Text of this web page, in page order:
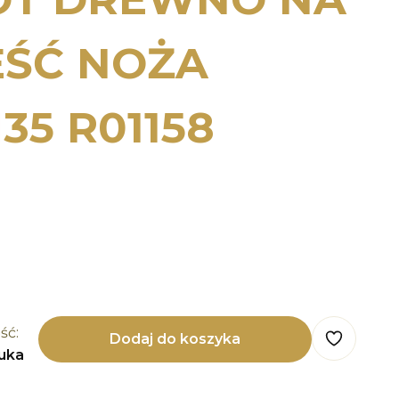
NOŻA
R01158
Dodaj do koszyka